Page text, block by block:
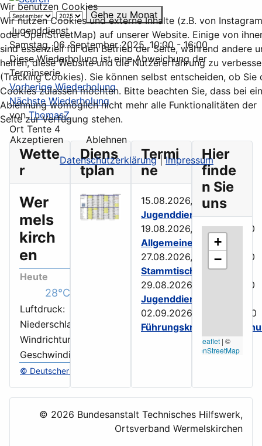
Gehe zu Monat
Jugenddienst
Samstag, 06. September 2025, 10:00 - 16:00
Diese Wiederholung ist eine Abweichung der
Terminserie
Vorherige Wiederholung
Nächste Wiederholung
vonThomasZ
Ort Tente 4
Wette
r
Wer
mels
kirch
en
Heute
28°C
Luftdruck:
Niederschlag:
Windrichtung:
Geschwindigkeit:
© Deutscher Wetterdienst
Diens
tplan
Termi
ne
15.08.2026, 10:00-
Jugenddienst
19.08.2026, 19:00-22:00
Allgemeiner Dienst
27.08.2026, 19:00-
23:00
Stammtisch
29.08.2026, 10:00
16:00
Jugenddienst
02.09.2026, 19:00
22:00
Hier
finde
n Sie
uns
+
−
Leaflet | ©
OpenStreetMap
© 2026 Bundesanstalt Technisches Hilfswerk,
Ortsverband Wermelskirchen
Wir benutzen Cookies
Wir nutzen Cookies und externe Inhalte (z.B. von Instagram
oder OpenStreetMap) auf unserer Website. Einige von
sind essenziell für den Betrieb der Seite, während andere
helfen, diese Website und die Nutzererfahrung zu
(Tracking Cookies). Sie können selbst entscheiden, ob Sie
Cookies zulassen möchten. Bitte beachten Sie, dass bei
Ablehnung womöglich nicht mehr alle Funktionalitäten der
Seite zur Verfügung stehen.
Akzeptieren
Ablehnen
Datenschutzerklärung|Impressum